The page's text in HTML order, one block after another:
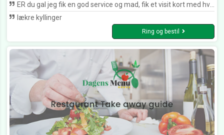
ER du gal jeg fik en god service og mad, fik et visit kort med hvor jeg kunne se det var Emil der havde lavet min mad. Respekt til ham
lækre kyllinger
Ring og bestil